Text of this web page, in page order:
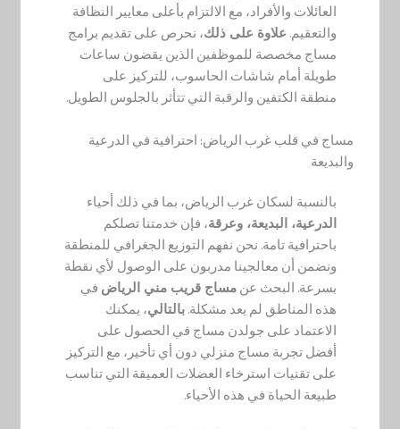
العائلات والأفراد، مع الالتزام بأعلى معايير النظافة
والتعقيم. علاوة على ذلك، نحرص على تقديم برامج
مساج مخصصة للموظفين الذين يقضون ساعات
طويلة أمام شاشات الحاسوب، للتركيز على
منطقة الكتفين والرقبة التي تتأثر بالجلوس الطويل.
مساج في قلب غرب الرياض: احترافية في الدرعية
والبديعة
بالنسبة لسكان غرب الرياض، بما في ذلك أحياء
الدرعية، البديعة، وعرقة، فإن خدمتنا تصلكم
باحترافية تامة. نحن نفهم التوزيع الجغرافي للمنطقة
ونضمن أن معالجينا مدربون على الوصول لأي نقطة
بسرعة. البحث عنمساج قريب مني الرياض في
هذه المناطق لم يعد مشكلة.بالتالي، يمكنك
الاعتماد على جولدن مساج في الحصول على
أفضل تجربة مساج منزلي دون أي تأخير، مع التركيز
على تقنيات استرخاء العضلات العميقة التي تناسب
طبيعة الحياة في هذه الأحياء.